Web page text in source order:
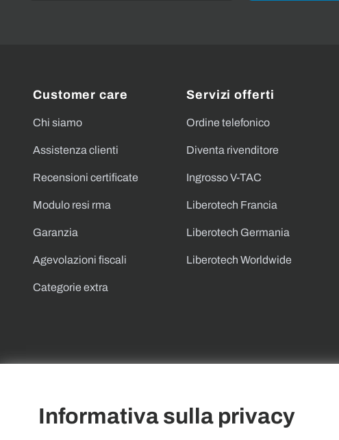
Informativa sulla privacy
Customer care
Chi siamo
Assistenza clienti
Recensioni certificate
Modulo resi rma
Garanzia
Agevolazioni fiscali
Categorie extra
Servizi offerti
Ordine telefonico
Diventa rivenditore
Ingrosso V-TAC
Liberotech Francia
Liberotech Germania
Liberotech Worldwide